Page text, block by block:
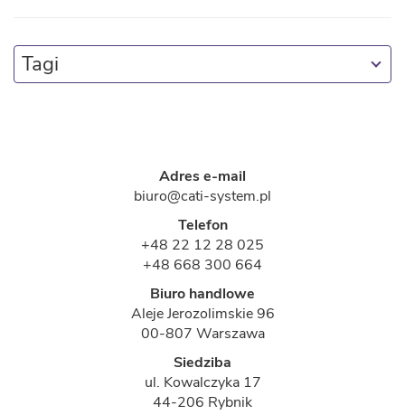
Tagi
Adres e-mail
biuro@cati-system.pl
Telefon
+48 22 12 28 025
+48 668 300 664
Biuro handlowe
Aleje Jerozolimskie 96
00-807 Warszawa
Siedziba
ul. Kowalczyka 17
44-206 Rybnik